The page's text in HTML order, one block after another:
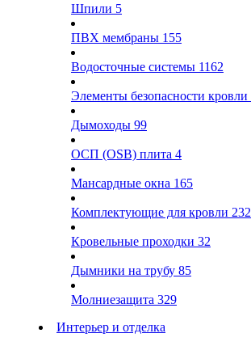
Шпили 5
ПВХ мембраны 155
Водосточные системы 1162
Элементы безопасности кровли
Дымоходы 99
ОСП (OSB) плита 4
Мансардные окна 165
Комплектующие для кровли 232
Кровельные проходки 32
Дымники на трубу 85
Молниезащита 329
Интерьер и отделка